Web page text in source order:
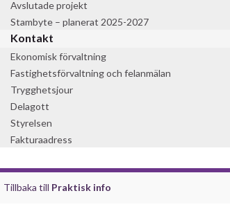
Avslutade projekt
Stambyte – planerat 2025-2027
Kontakt
Ekonomisk förvaltning
Fastighetsförvaltning och felanmälan
Trygghetsjour
Delagott
Styrelsen
Fakturaadress
Tillbaka till Praktisk info